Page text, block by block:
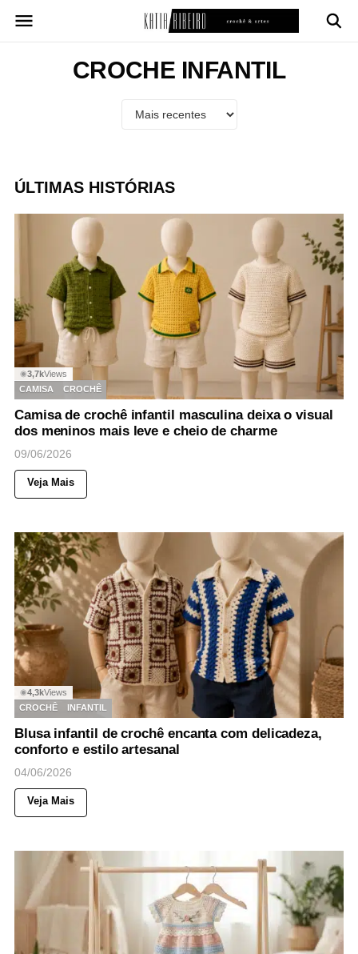
para
CROCHE INFANTIL
ÚLTIMAS HISTÓRIAS
◉3,7kViews
CAMISA
CROCHÊ
Camisa de crochê infantil masculina deixa o visual
dos meninos mais leve e cheio de charme
09/06/2026
Veja Mais
◉4,3kViews
CROCHÊ
INFANTIL
Blusa infantil de crochê encanta com delicadeza,
conforto e estilo artesanal
04/06/2026
Veja Mais